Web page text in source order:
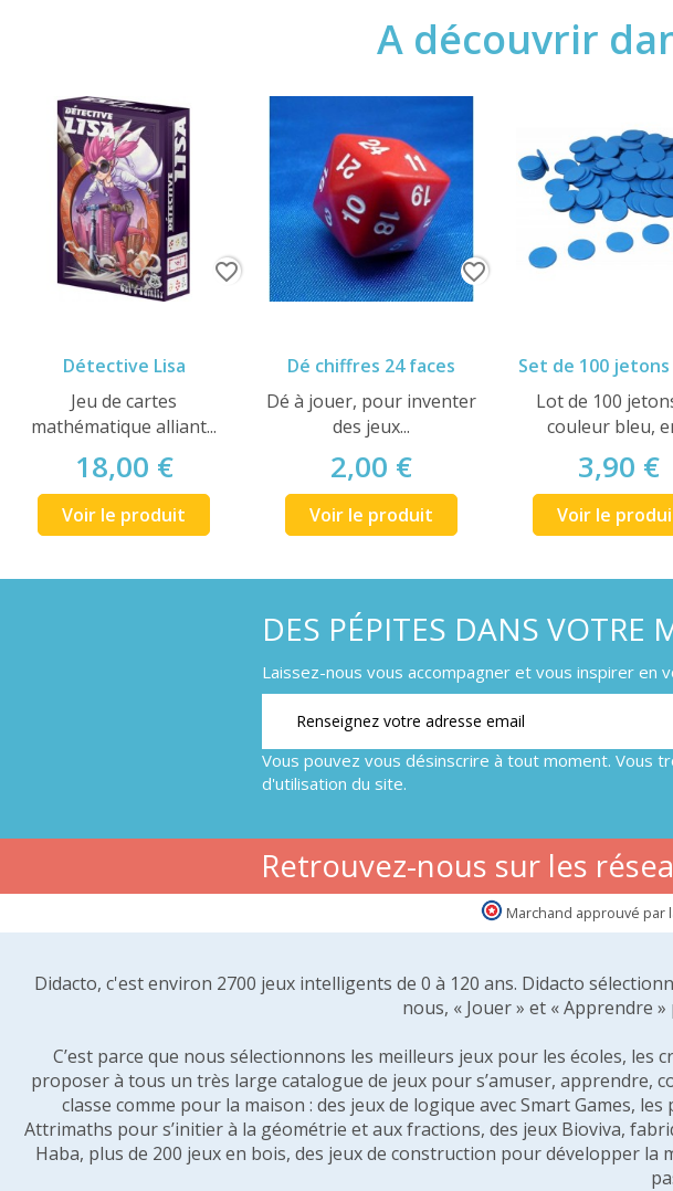
A découvrir
Détective Lisa
Jeu de cartes
mathématique alliant...
18,00 €
Voir le produit
favorite_border
Dé chiffres 24 faces
Dé à jouer, pour inventer
des jeux...
2,00 €
Voir le produit
favorite_border
Set de 100
Lot de 100
couleur bleu,
3,90 €
Voir le
DES PÉPITES DANS VOTRE
Laissez-nous vous accompagner et vous inspirer en
Vous pouvez vous désinscrire à tout moment. Vous
d'utilisation du site.
Retrouvez-nous sur les
Marchand approuvé par
Didacto, c'est environ 2700 jeux intelligents de 0 à 120 ans. Didacto
nous, « Jouer » et « Apprendre
C’est parce que nous sélectionnons les meilleurs jeux pour les écoles,
proposer à tous un très large catalogue de jeux pour s’amuser,
classe comme pour la maison : des jeux de logique avec Smart Games,
Attrimaths pour s’initier à la géométrie et aux fractions, des jeux Bioviva,
Haba, plus de 200 jeux en bois, des jeux de construction pour développer